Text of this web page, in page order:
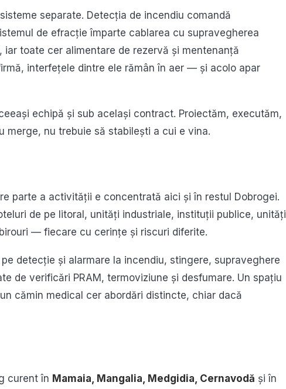
separate. Detecția de incendiu comandă
de efracție împarte cablarea cu supravegherea
toate cer alimentare de rezervă și mentenanță
interfețele dintre ele rămân în aer — și acolo apar
echipă și sub același contract. Proiectăm, executăm,
merge, nu trebuie să stabilești a cui e vina.
parte a activității e concentrată aici și în restul Dobrogei.
de pe litoral, unități industriale, instituții publice, unități
— fiecare cu cerințe și riscuri diferite.
detecție și alarmare la incendiu, stingere, supraveghere
de verificări PRAM, termoviziune și desfumare. Un spațiu
cămin medical cer abordări distincte, chiar dacă
curent în Mamaia, Mangalia, Medgidia, Cernavodă și în